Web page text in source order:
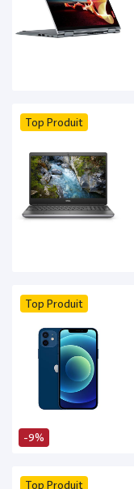
Top Produit
-9%
Top Produit
Top Produit